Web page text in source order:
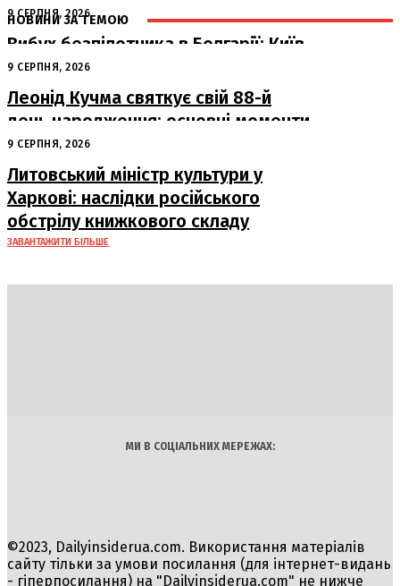
НОВИНИ ЗА ТЕМОЮ
9 СЕРПНЯ, 2026
Вибух безпілотника в Болгарії: Київ
готовий до спільного розслідування
9 СЕРПНЯ, 2026
Леонід Кучма святкує свій 88-й
день народження: основні моменти
з життя другого Президента України
9 СЕРПНЯ, 2026
Литовський міністр культури у
Харкові: наслідки російського
обстрілу книжкового складу
ЗАВАНТАЖИТИ БІЛЬШЕ
МИ В СОЦІАЛЬНИХ МЕРЕЖАХ:
©2023, Dailyinsiderua.com. Використання матеріалів
сайту тільки за умови посилання (для інтернет-видань
- гіперпосилання) на "Dailyinsiderua.com" не нижче